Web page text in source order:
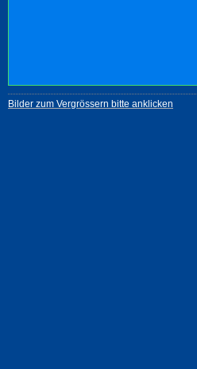
Bilder zum Vergrössern bitte anklicken